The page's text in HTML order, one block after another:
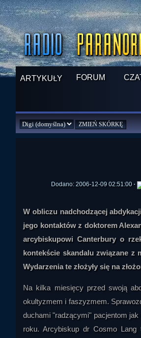
ARTYKUŁY FORUM
Dodano: 2006-12-09 02:51:00 ·
W obliczu nadchodzącej
jego kontaktów z doktorem
arcybiskupowi Canterbury o
kontekście skandalu związane z
Wydarzenia te złożyły się na
Na kilka miesięcy przed swoją
okultyzmem i faszyzmem.
duchami "radzącymi" pacjentom
roku. Arcybiskup dr Cosmo Lang